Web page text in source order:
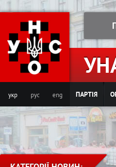
Jump to
укр рус eng ПАРТІЯ